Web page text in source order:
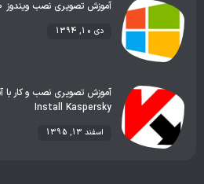
آموزش تصویری نصب ویندوز 10 How Install Windows
دی 10, 1394
Install Kaspersky
اسفند 13, 1395